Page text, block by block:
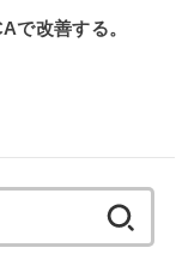
で改善する。